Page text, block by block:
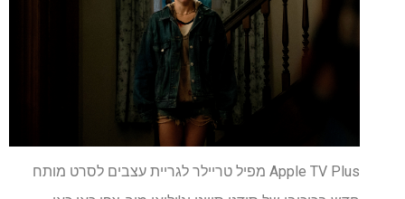
Apple TV Plus מפיל טריילר לגריית עצבים לסרט מותח